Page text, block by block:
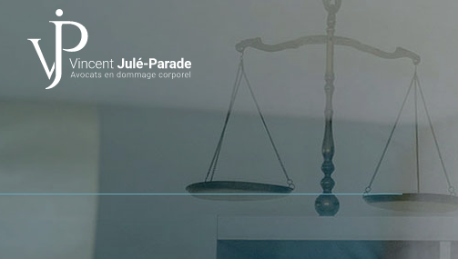
Panneau de gestion des cookies